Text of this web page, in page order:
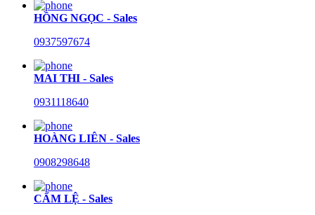
HỒNG NGỌC - Sales
0937597674
MAI THI - Sales
0931118640
HOÀNG LIÊN - Sales
0908298648
CẨM LỆ - Sales